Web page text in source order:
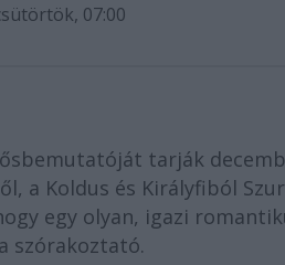
07:00
tarják
a Koldus és Királyfiból
egy olyan, igazi
szórakoztató.